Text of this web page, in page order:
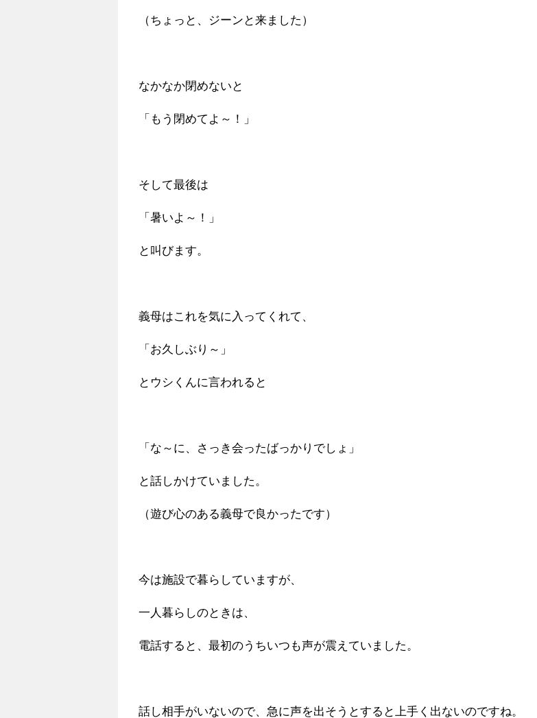
（ちょっと、ジーンと来ました）
なかなか閉めないと
「もう閉めてよ～！」
そして最後は
「暑いよ～！」
と叫びます。
義母はこれを気に入ってくれて、
「お久しぶり～」
とウシくんに言われると
「な～に、さっき会ったばっかりでしょ」
と話しかけていました。
（遊び心のある義母で良かったです）
今は施設で暮らしていますが、
一人暮らしのときは、
電話すると、最初のうちいつも声が震えていました。
話し相手がいないので、急に声を出そうとすると上手く出ないのですね。